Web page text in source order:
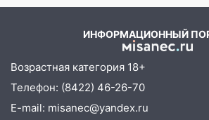
больницу
Ульяновец отдал
миллионов рублей за
покровительство
15:32 На «кольце»
летнего мопедиста
ИНФОРМАЦИОННЫЙ
Возрастная категория 18+
Телефон: (8422) 46-26-70
E-mail: misanec@yandex.ru